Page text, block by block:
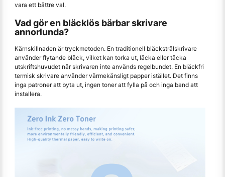
vara ett bättre val.
Vad gör en bläcklös bärbar skrivare
annorlunda?
Kärnskillnaden är tryckmetoden. En traditionell bläckstrålskrivare
använder flytande bläck, vilket kan torka ut, läcka eller täcka
utskriftshuvudet när skrivaren inte används regelbundet. En bläckfri
termisk skrivare använder värmekänsligt papper istället. Det finns
inga patroner att byta ut, ingen toner att fylla på och inga band att
installera.